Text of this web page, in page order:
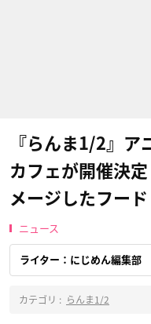
『らんま1/2』ア
カフェが開催決
メージしたフー
ニュース
ライター：にじめん編集部
カテゴリ : らんま1/2